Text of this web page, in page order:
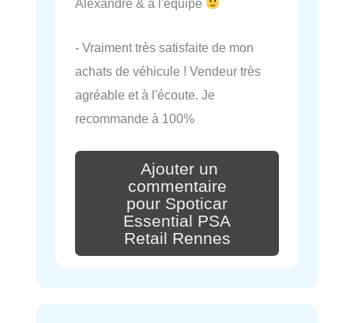
Alexandre & à l'équipe
- Vraiment très satisfaite de mon
achats de véhicule ! Vendeur très
agréable et à l'écoute. Je
recommande à 100%
Ajouter un
commentaire
pour Spoticar
Essential PSA
Retail Rennes